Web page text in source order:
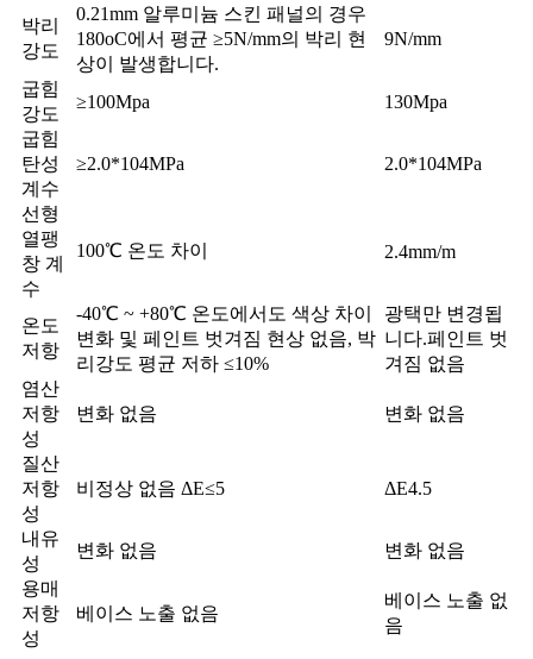
박리
강도
0.21mm 알루미늄 스킨 패널의 경우
180oC에서 평균 ≥5N/mm의 박리 현
상이 발생합니다.
9N/mm
굽힘
강도
≥100Mpa
130Mpa
굽힘
탄성
계수
≥2.0*104MPa 2.0*104MPa
선형
열팽
창 계
수
100℃ 온도 차이 2.4mm/m
온도
저항
-40℃ ~ +80℃ 온도에서도 색상 차이
변화 및 페인트 벗겨짐 현상 없음, 박
리강도 평균 저하 ≤10%
광택만 변경됩
니다.페인트 벗
겨짐 없음
염산
저항
성
변화 없음 변화 없음
질산
저항
성
비정상 없음 ΔE≤5 ΔE4.5
내유
성
변화 없음
변화 없음
용매
저항
성
베이스 노출 없음
베이스 노출 없
음